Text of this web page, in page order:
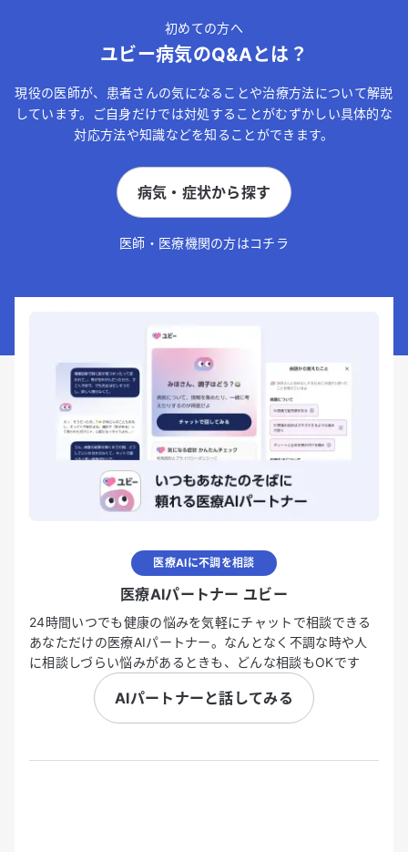
初めての方へ
ユビー病気のQ&Aとは？
現役の医師が、患者さんの気になることや治療方法について解説
しています。ご自身だけでは対処することがむずかしい具体的な
対応方法や知識などを知ることができます。
病気・症状から探す
医師・医療機関の方はコチラ
医療AIに不調を相談
医療AIパートナー ユビー
24時間いつでも健康の悩みを気軽にチャットで相談できる
あなただけの医療AIパートナー。なんとなく不調な時や人
に相談しづらい悩みがあるときも、どんな相談もOKです
AIパートナーと話してみる